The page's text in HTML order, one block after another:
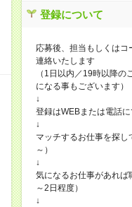
登録について
応募後、担当もしくはコ
連絡いたします
（1日以内／19時以降の
になる事もございます）
↓
登録はWEBまたは電話に
↓
マッチするお仕事を探し
～）
↓
気になるお仕事があれば
～2日程度）
↓